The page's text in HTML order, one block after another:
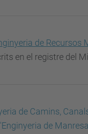
de Recursos
en el registre del
de Camins,
de Manresa